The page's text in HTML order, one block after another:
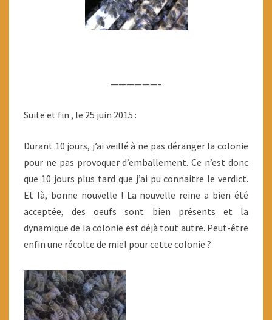
——————-
Suite et fin , le 25 juin 2015 :
Durant 10 jours, j’ai veillé à ne pas déranger la colonie
pour ne pas provoquer d’emballement. Ce n’est donc
que 10 jours plus tard que j’ai pu connaitre le verdict.
Et là, bonne nouvelle ! La nouvelle reine a bien été
acceptée, des oeufs sont bien présents et la
dynamique de la colonie est déjà tout autre. Peut-être
enfin une récolte de miel pour cette colonie ?